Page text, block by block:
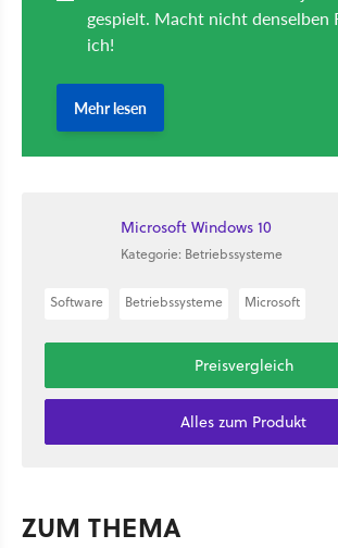
Microsoft Windows 10
Kategorie: Betriebssysteme
Software Betriebssysteme Microsoft
Preisvergleich
Alles zum Produkt
ZUM THEMA